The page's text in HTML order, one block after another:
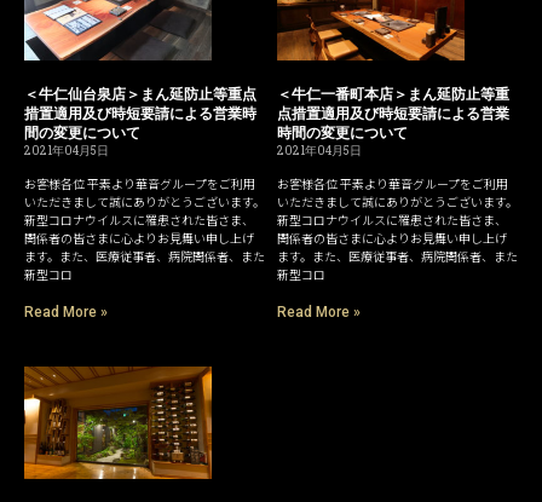
＜牛仁仙台泉店＞まん延防止等重点
措置適用及び時短要請による営業時
間の変更について
2021年04月5日
お客様各位 平素より華音グループをご利用
いただきまして誠にありがとうございます。
新型コロナウイルスに罹患された皆さま、
関係者の皆さまに心よりお見舞い申し上げ
ます。また、医療従事者、病院関係者、また
新型コロ
Read More »
＜牛仁一番町本店＞まん延防止等重
点措置適用及び時短要請による営業
時間の変更について
2021年04月5日
お客様各位 平素より華音グループをご利用
いただきまして誠にありがとうございます。
新型コロナウイルスに罹患された皆さま、
関係者の皆さまに心よりお見舞い申し上げ
ます。また、医療従事者、病院関係者、また
新型コロ
Read More »